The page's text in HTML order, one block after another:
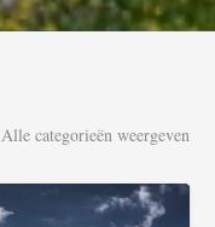
Alle categorieën weergeven